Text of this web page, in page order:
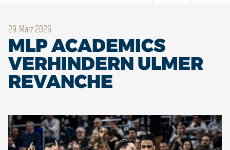
29. März 2026
MLP ACADEMICS
VERHINDERN ULMER
REVANCHE